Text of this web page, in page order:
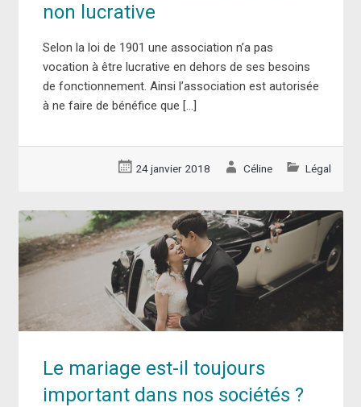
non lucrative
Selon la loi de 1901 une association n’a pas
vocation à être lucrative en dehors de ses besoins
de fonctionnement. Ainsi l’association est autorisée
à ne faire de bénéfice que […]
24 janvier 2018 Céline Légal
Le mariage est-il toujours
important dans nos sociétés ?